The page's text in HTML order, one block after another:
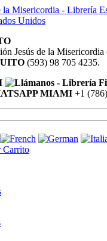
(593) 98 705 4235.
MIAMI +1
Carrito